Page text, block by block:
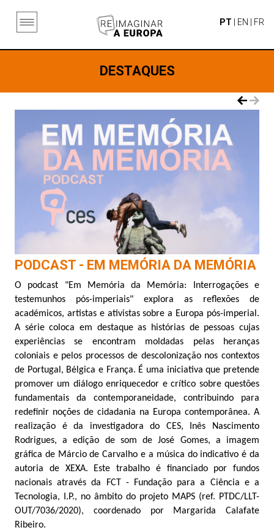
PT EN FR
DESTAQUES
PODCAST - EM MEMÓRIA DA MEMÓRIA
O podcast "Em Memória da Memória: Interrogações e
testemunhos pós-imperiais" explora as reflexões de
académicos, artistas e ativistas sobre a Europa pós-imperial.
A série coloca em destaque as histórias de pessoas cujas
experiências se encontram moldadas pelas heranças
coloniais e pelos processos de descolonização nos contextos
de Portugal, Bélgica e França. É uma iniciativa que pretende
promover um diálogo enriquecedor e crítico sobre questões
fundamentais da contemporaneidade, contribuindo para
redefinir noções de cidadania na Europa contemporânea. A
realização é da investigadora do CES, Inês Nascimento
Rodrigues, a edição de som de José Gomes, a imagem
gráfica de Márcio de Carvalho e a música do indicativo é da
autoria de XEXA. Este trabalho é financiado por fundos
nacionais através da FCT - Fundação para a Ciência e a
Tecnologia, I.P., no âmbito do projeto MAPS (ref. PTDC/LLT-
OUT/7036/2020), coordenado por Margarida Calafate
Ribeiro.